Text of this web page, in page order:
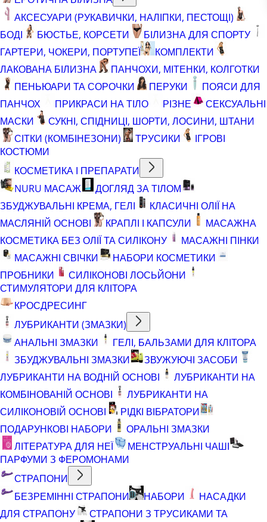
АКСЕСУАРИ (РУКАВИЧКИ, НАЛІПКИ, ПЕСТОЩІ)
БОДІ
БЮСТЬЕ, КОРСЕТИ
БІЛИЗНА ДЛЯ СПОРТУ
ГАРТЕРИ, ЧОКЕРИ, ПОРТУПЕЇ
КОМПЛЕКТИ
ЛАКОВАНА БІЛИЗНА
ПАНЧОХИ, МІТЕНКИ, КОЛГОТКИ
ПЕНЬЮАРИ ТА СОРОЧКИ
ПЕРУКИ
ПОЯСИ ДЛЯ
ПАНЧОХ
ПРИКРАСИ НА ТІЛО РІЗНЕ
СЕКСУАЛЬНІ
МАСКИ
СУКНІ, СПІДНИЦІ, ШОРТИ, ЛОСИНИ, ШТАНИ
СІТКИ (КОМБІНЕЗОНИ)
ТРУСИКИ
ІГРОВІ
КОСТЮМИ
КОСМЕТИКА І ПРЕПАРАТИ
NURU МАСАЖ
ДОГЛЯД ЗА ТІЛОМ
ЗБУДЖУВАЛЬНІ КРЕМА, ГЕЛІ
КЛАСИЧНІ ОЛІЇ НА
МАСЛЯНІЙ ОСНОВІ
КРАПЛІ І КАПСУЛИ
МАСАЖНА
КОСМЕТИКА БЕЗ ОЛІЇ ТА СИЛІКОНУ
МАСАЖНІ ПІНКИ
МАСАЖНІ СВІЧКИ
НАБОРИ КОСМЕТИКИ
ПРОБНИКИ
СИЛІКОНОВІ ЛОСЬЙОНИ
СТИМУЛЯТОРИ ДЛЯ КЛІТОРА
КРОСДРЕСИНГ
ЛУБРИКАНТИ (ЗМАЗКИ)
АНАЛЬНІ ЗМАЗКИ
ГЕЛІ, БАЛЬЗАМИ ДЛЯ КЛІТОРА
ЗБУДЖУВАЛЬНІ ЗМАЗКИ
ЗВУЖУЮЧІ ЗАСОБИ
ЛУБРИКАНТИ НА ВОДНІЙ ОСНОВІ
ЛУБРИКАНТИ НА
КОМБІНОВАНІЙ ОСНОВІ
ЛУБРИКАНТИ НА
СИЛІКОНОВІЙ ОСНОВІ
РІДКІ ВІБРАТОРИ
ПОДАРУНКОВІ НАБОРИ
ОРАЛЬНІ ЗМАЗКИ
ЛІТЕРАТУРА ДЛЯ НЕЇ
МЕНСТРУАЛЬНІ ЧАШІ
ПАРФУМИ З ФЕРОМОНАМИ
СТРАПОНИ
БЕЗРЕМІННІ СТРАПОНИ
НАБОРИ
НАСАДКИ
ДЛЯ СТРАПОНУ
СТРАПОНИ З ТРУСИКАМИ ТА